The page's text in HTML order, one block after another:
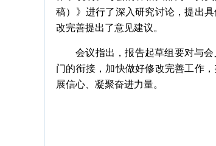
稿）》进行了深入研究讨论，提出
改完善提出了意见建议。
会议指出，报告起草组要对与
门的衔接，加快做好修改完善工作
展信心、凝聚奋进力量。